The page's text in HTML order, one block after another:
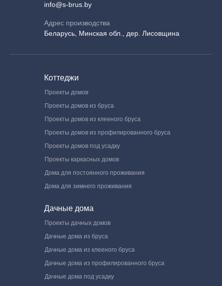
info@s-brus.by
Адрес производства
Беларусь, Минская обл., дер. Лисовщина
Коттеджи
Проекты домов
Проекты домов из бруса
Проекты домов из клееного бруса
Проекты домов из профилированного бруса
Проекты домов под усадку
Проекты каркасных домов
Дома для постоянного проживания
Дома для зимнего проживания
Дачные дома
Проекты дачных домов
Дачные дома из бруса
Дачные дома из клееного бруса
Дачные дома из профилированного бруса
Дачные дома под усадку